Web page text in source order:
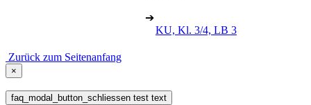
➔
KU, Kl. 3/4, LB 3
Zurück zum Seitenanfang
×
faq_modal_button_schliessen test text